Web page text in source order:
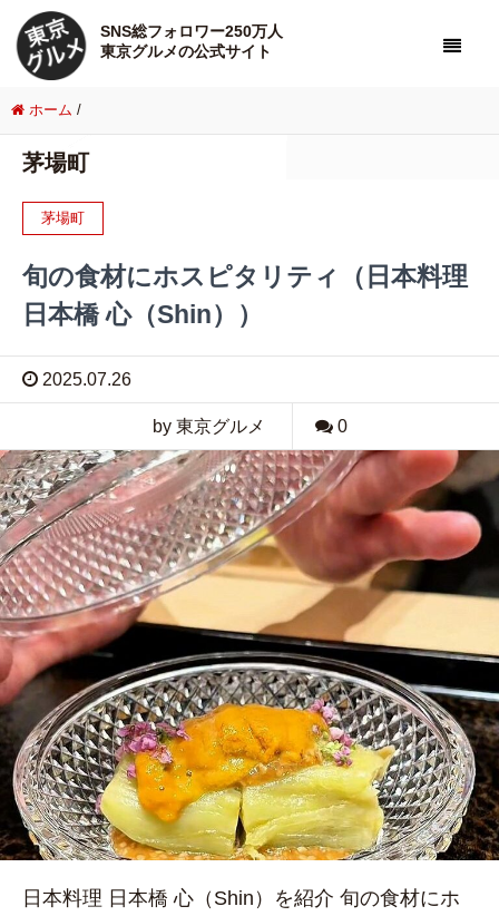
SNS総フォロワー250万人
東京グルメの公式サイト
ホーム /
茅場町
茅場町
旬の食材にホスピタリティ（日本料理
日本橋 心（Shin））
2025.07.26
by 東京グルメ 0
日本料理 日本橋 心（Shin）を紹介 旬の食材にホ